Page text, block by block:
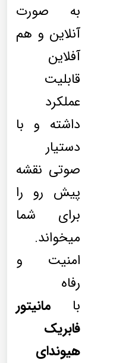
به صورت
آنلاین و هم
آفلاین
قابلیت
عملکرد
داشته و با
دستیار
صوتی نقشه
پیش رو را
برای شما
میخواند.
امنیت و
رفاه
با مانیتور
فابریک
هیوندای